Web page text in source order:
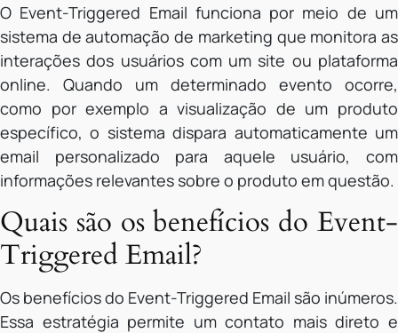
O Event-Triggered Email funciona por meio de um
sistema de automação de marketing que monitora as
interações dos usuários com um site ou plataforma
online. Quando um determinado evento ocorre,
como por exemplo a visualização de um produto
específico, o sistema dispara automaticamente um
email personalizado para aquele usuário, com
informações relevantes sobre o produto em questão.
Quais são os benefícios do Event-
Triggered Email?
Os benefícios do Event-Triggered Email são inúmeros.
Essa estratégia permite um contato mais direto e